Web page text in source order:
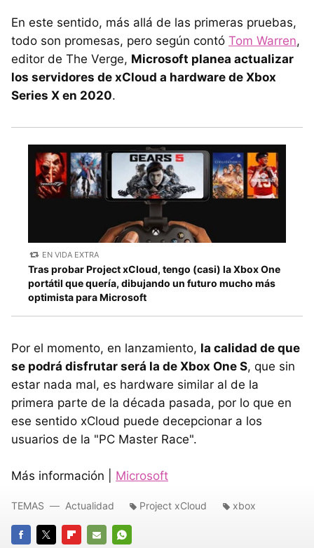
En este sentido, más allá de las primeras pruebas,
todo son promesas, pero según contó Tom Warren,
editor de The Verge, Microsoft planea actualizar
los servidores de xCloud a hardware de Xbox
Series X en 2020.
EN VIDA EXTRA
Tras probar Project xCloud, tengo (casi) la Xbox One
portátil que quería, dibujando un futuro mucho más
optimista para Microsoft
Por el momento, en lanzamiento, la calidad de que
se podrá disfrutar será la de Xbox One S, que sin
estar nada mal, es hardware similar al de la
primera parte de la década pasada, por lo que en
ese sentido xCloud puede decepcionar a los
usuarios de la "PC Master Race".
Más información | Microsoft
TEMAS Actualidad Project xCloud xbox